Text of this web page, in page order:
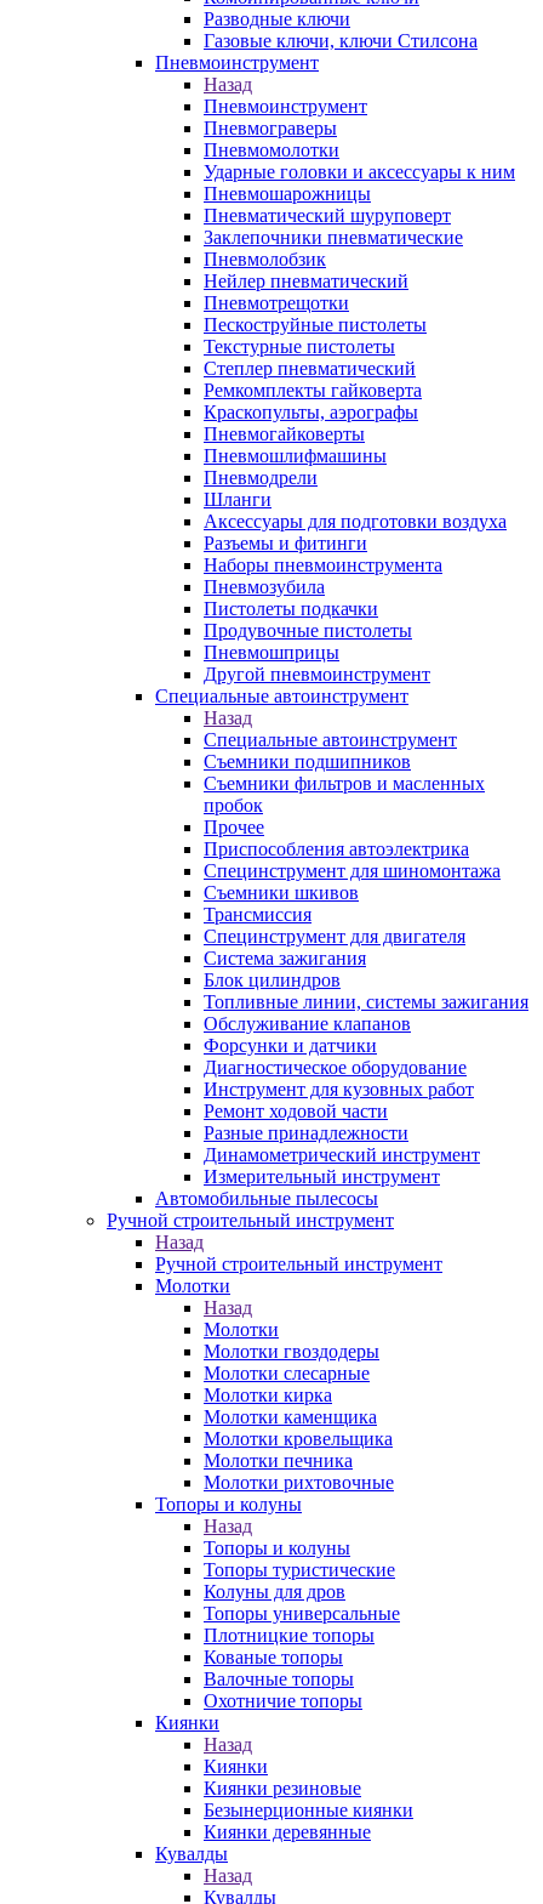
Разводные ключи
Газовые ключи, ключи Стилсона
Пневмоинструмент
Назад
Пневмоинструмент
Пневмограверы
Пневмомолотки
Ударные головки и аксессуары к ним
Пневмошарожницы
Пневматический шуруповерт
Заклепочники пневматические
Пневмолобзик
Нейлер пневматический
Пневмотрещотки
Пескоструйные пистолеты
Текстурные пистолеты
Степлер пневматический
Ремкомплекты гайковерта
Краскопульты, аэрографы
Пневмогайковерты
Пневмошлифмашины
Пневмодрели
Шланги
Аксессуары для подготовки воздуха
Разъемы и фитинги
Наборы пневмоинструмента
Пневмозубила
Пистолеты подкачки
Продувочные пистолеты
Пневмошприцы
Другой пневмоинструмент
Специальные автоинструмент
Назад
Специальные автоинструмент
Съемники подшипников
Съемники фильтров и масленных
пробок
Прочее
Приспособления автоэлектрика
Специнструмент для шиномонтажа
Съемники шкивов
Трансмиссия
Специнструмент для двигателя
Система зажигания
Блок цилиндров
Топливные линии, системы зажигания
Обслуживание клапанов
Форсунки и датчики
Диагностическое оборудование
Инструмент для кузовных работ
Ремонт ходовой части
Разные принадлежности
Динамометрический инструмент
Измерительный инструмент
Автомобильные пылесосы
Ручной строительный инструмент
Назад
Ручной строительный инструмент
Молотки
Назад
Молотки
Молотки гвоздодеры
Молотки слесарные
Молотки кирка
Молотки каменщика
Молотки кровельщика
Молотки печника
Молотки рихтовочные
Топоры и колуны
Назад
Топоры и колуны
Топоры туристические
Колуны для дров
Топоры универсальные
Плотницкие топоры
Кованые топоры
Валочные топоры
Охотничие топоры
Киянки
Назад
Киянки
Киянки резиновые
Безынерционные киянки
Киянки деревянные
Кувалды
Назад
Кувалды